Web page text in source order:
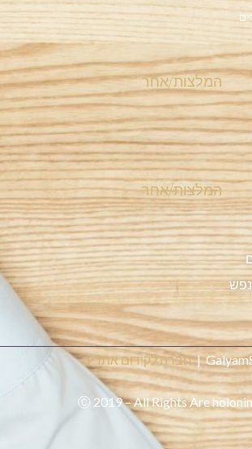
המלצות/אחר
המלצות/אחר
חברה לקידום אתרים
Ⓒ 2019 – All Rights Are